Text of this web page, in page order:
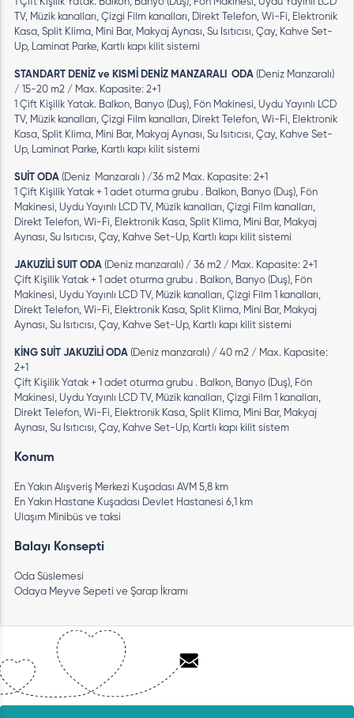
TV, Müzik kanalları, Çizgi Film kanalları, Direkt Telefon, Wi-Fi, Elektronik
Kasa, Split Klima, Mini Bar, Makyaj Aynası, Su Isıtıcısı, Çay, Kahve Set-
Up, Laminat Parke, Kartlı kapı kilit sistemi
STANDART DENİZ ve KISMİ DENİZ MANZARALI ODA (Deniz Manzaralı)
/ 15-20 m2 / Max. Kapasite: 2+1
1 Çift Kişilik Yatak. Balkon, Banyo (Duş), Fön Makinesi, Uydu Yayınlı LCD
TV, Müzik kanalları, Çizgi Film kanalları, Direkt Telefon, Wi-Fi, Elektronik
Kasa, Split Klima, Mini Bar, Makyaj Aynası, Su Isıtıcısı, Çay, Kahve Set-
Up, Laminat Parke, Kartlı kapı kilit sistemi
SUİT ODA (Deniz Manzaralı ) /36 m2 Max. Kapasite: 2+1
1 Çift Kişilik Yatak + 1 adet oturma grubu . Balkon, Banyo (Duş), Fön
Makinesi, Uydu Yayınlı LCD TV, Müzik kanalları, Çizgi Film kanalları,
Direkt Telefon, Wi-Fi, Elektronik Kasa, Split Klima, Mini Bar, Makyaj
Aynası, Su Isıtıcısı, Çay, Kahve Set-Up, Kartlı kapı kilit sistemi
JAKUZİLİ SUIT ODA (Deniz manzaralı) / 36 m2 / Max. Kapasite: 2+1
Çift Kişilik Yatak + 1 adet oturma grubu . Balkon, Banyo (Duş), Fön
Makinesi, Uydu Yayınlı LCD TV, Müzik kanalları, Çizgi Film 1 kanalları,
Direkt Telefon, Wi-Fi, Elektronik Kasa, Split Klima, Mini Bar, Makyaj
Aynası, Su Isıtıcısı, Çay, Kahve Set-Up, Kartlı kapı kilit sistemi
KİNG SUİT JAKUZİLİ ODA (Deniz manzaralı) / 40 m2 / Max. Kapasite:
2+1
Çift Kişilik Yatak + 1 adet oturma grubu . Balkon, Banyo (Duş), Fön
Makinesi, Uydu Yayınlı LCD TV, Müzik kanalları, Çizgi Film 1 kanalları,
Direkt Telefon, Wi-Fi, Elektronik Kasa, Split Klima, Mini Bar, Makyaj
Aynası, Su Isıtıcısı, Çay, Kahve Set-Up, Kartlı kapı kilit sistem
Konum
En Yakın Alışveriş Merkezi Kuşadası AVM 5,8 km
En Yakın Hastane Kuşadası Devlet Hastanesi 6,1 km
Ulaşım Minibüs ve taksi
Balayı Konsepti
Oda Süslemesi
Odaya Meyve Sepeti ve Şarap İkramı